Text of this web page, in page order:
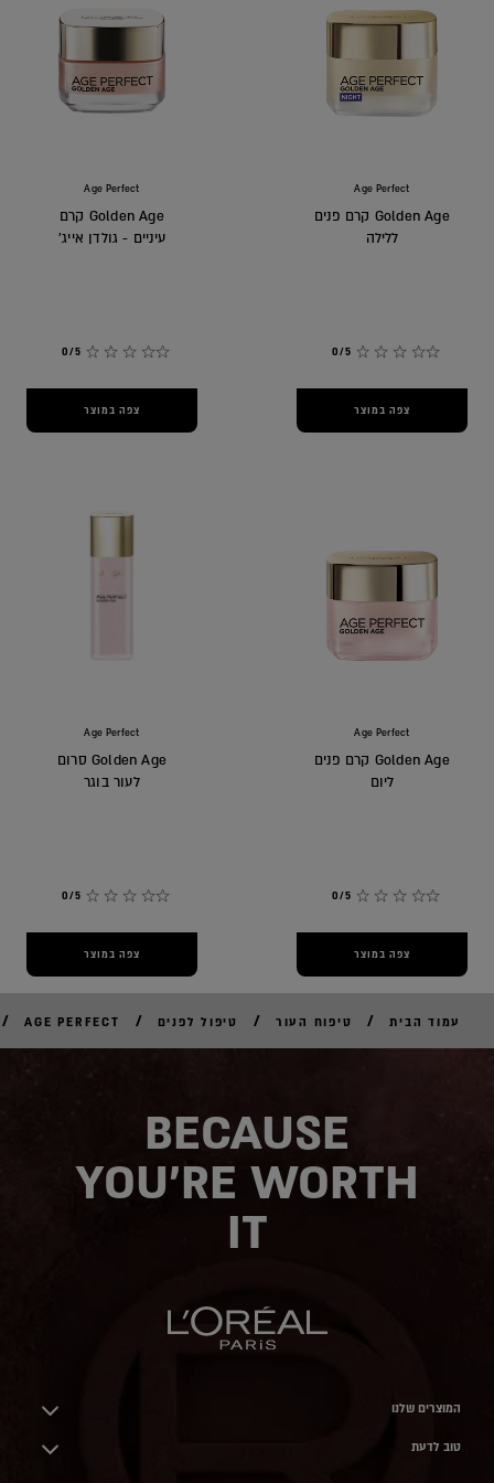
Age Perfect
Golden Age קרם
עיניים - גולדן אייג'
0/5
צפה במוצר
Age Perfect
Golden Age קרם פנים
ללילה
0/5
צפה במוצר
Age Perfect
Golden Age סרום
לעור בוגר
0/5
צפה במוצר
Age Perfect
Golden Age קרם פנים
ליום
0/5
צפה במוצר
עמוד הבית / טיפוח העור / טיפול לפנים /
AGE PERFECT
/
BECAUSE
YOU'RE WORTH
IT
המוצרים שלנו
טוב לדעת